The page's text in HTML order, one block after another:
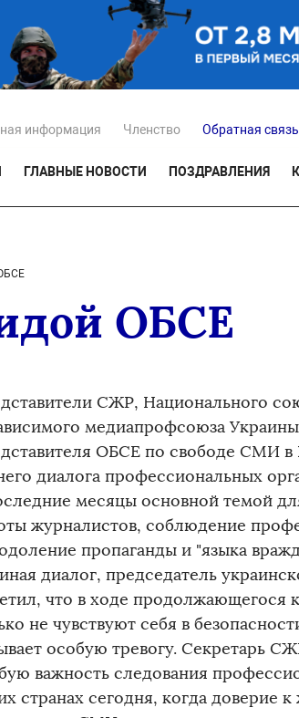
информация Членство Обратная связь
ГЛАВНЫЕ НОВОСТИ ПОЗДРАВЛЕНИЯ
ОБСЕ
СЖР, Национального
медиапрофсоюза
ОБСЕ по свободе СМИ в
диалога профессиональных
месяцы основной темой
журналистов, соблюдение
пропаганды и "языка
диалог, председатель
что в ходе продолжающегося
не чувствуют себя в
особую тревогу. Секретарь
важность следования
странах сегодня, когда доверие